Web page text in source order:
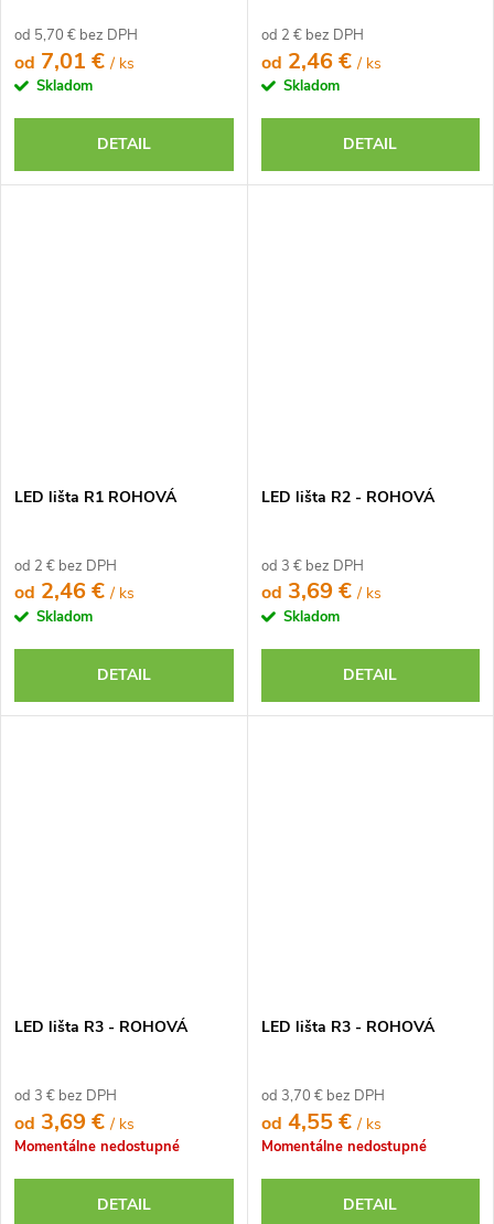
od 5,70 € bez DPH
od 7,01 €/ ks
Skladom
DETAIL
od 2 € bez DPH
od 2,46 €/ ks
Skladom
DETAIL
LED lišta R1 ROHOVÁ
od 2 € bez DPH
od 2,46 €/ ks
Skladom
DETAIL
LED lišta R2 - ROHOVÁ
od 3 € bez DPH
od 3,69 €/ ks
Skladom
DETAIL
LED lišta R3 - ROHOVÁ
od 3 € bez DPH
od 3,69 €/ ks
Momentálne nedostupné
DETAIL
LED lišta R3 - ROHOVÁ
od 3,70 € bez DPH
od 4,55 €/ ks
Momentálne nedostupné
DETAIL